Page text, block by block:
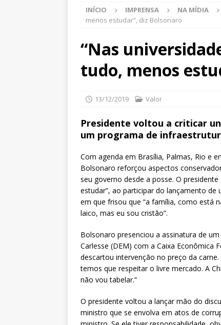
INÍCIO IMPRENSA NA MÍDIA
menos estudar”, diz Bolsonaro
“Nas
tudo, menos
13/12/2019 Valor
Presidente voltou a criticar
um programa de
Com agenda em Brasília, Palmas, Rio e
Bolsonaro reforçou aspectos
seu governo desde a posse. O
estudar”, ao participar do lançamento
em que frisou que “a família, como está
laico, mas eu sou cristão”.
Bolsonaro presenciou a assinatura de
Carlesse (DEM) com a Caixa Econômica
descartou intervenção no preço da
temos que respeitar o livre mercado. A
não vou tabelar.”
O presidente voltou a lançar mão do
ministro que se envolva em atos de